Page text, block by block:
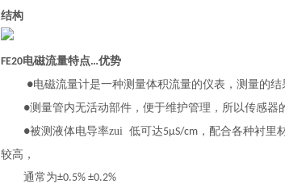
结构
FE20电磁流量特点…优势
●电磁流量计是一种测量体积流量的仪表，测量的
●测量管内无活动部件，便于维护管理，所以传感
●被测液体电导率zui 低可达5μS/cm ，配合各种衬里
较高，
通常为±0.5% ±0.2%